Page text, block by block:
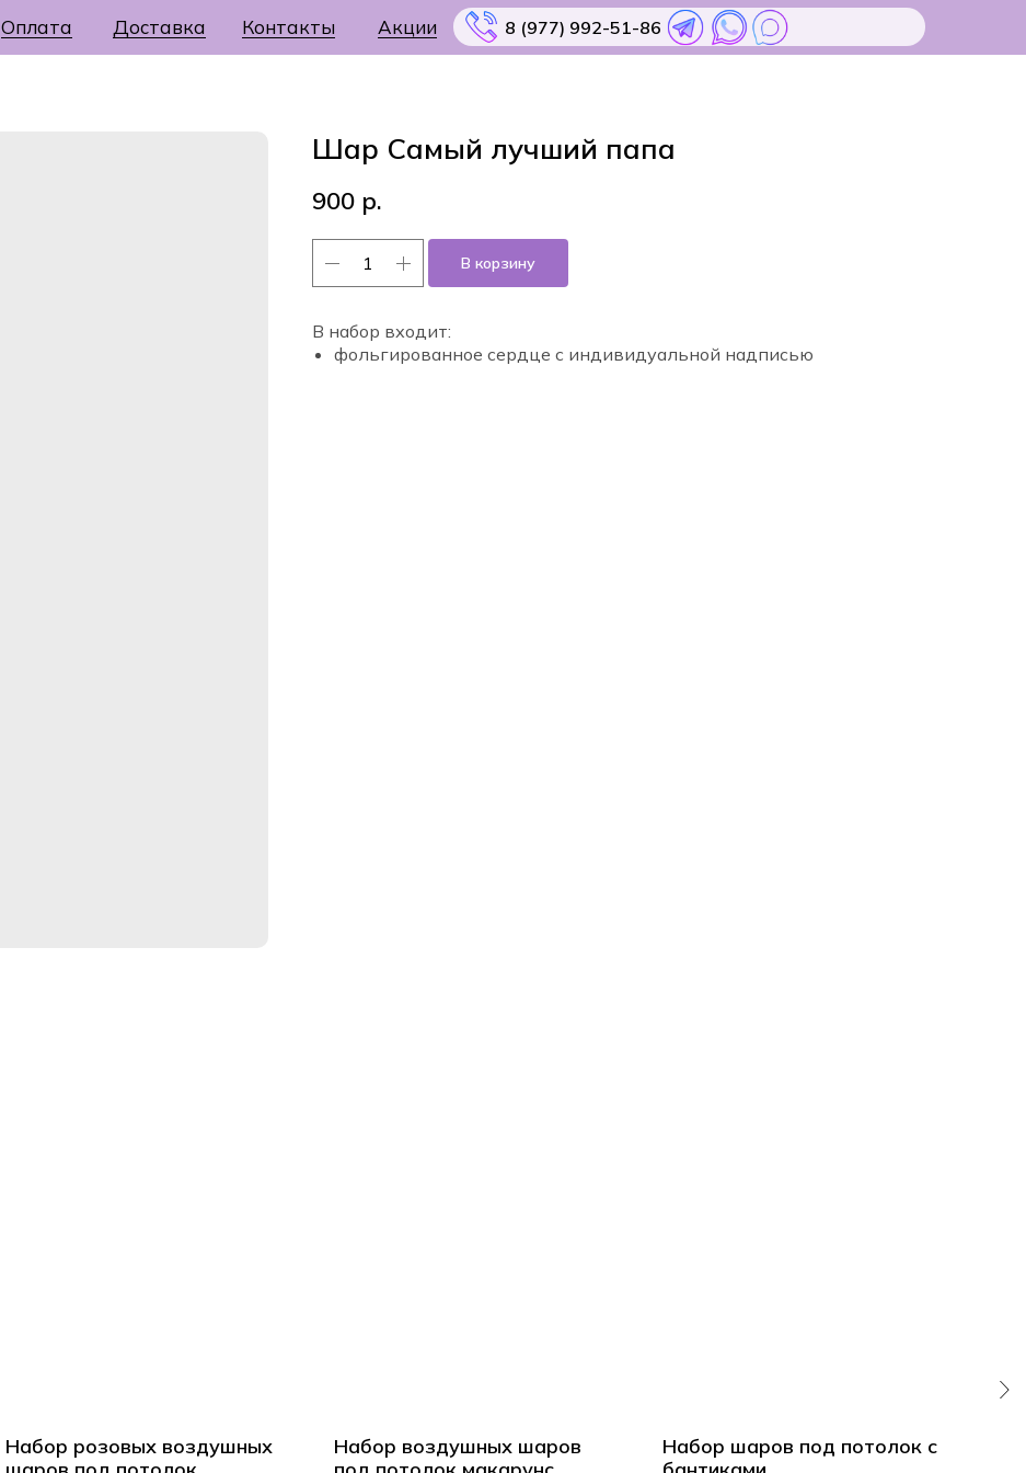
Доставка
Оплата Акции
Контакты 8 (977) 992-51-86
Шар Самый лучший папа
900 р.
В корзину
В набор входит:
фольгированное сердце с индивидуальной надписью
Набор розовых воздушных
Набор воздушных шаров
Набор шаров под потолок с